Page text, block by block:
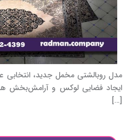
مدل روبالشتی مخمل جدید، انتخابی
ایجاد فضایی لوکس و آرامش‌بخش
[…]